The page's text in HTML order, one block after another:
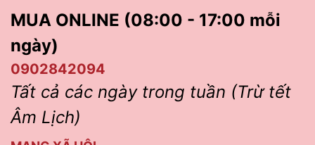
MUA ONLINE (08:00 - 17:00 mỗi
ngày)
0902842094
Tất cả các ngày trong tuần (Trừ tết
Âm Lịch)